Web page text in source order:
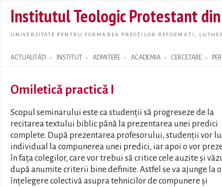
main
Institutul Teologic Protestant
UNIVERSITATE PENTRU FORMAREA PREOȚILOR REFORMAȚI,
ACTUALITĂȚI INSTITUT ADMITERE ACADEMIA CERCETARE
Search form
Omiletică practică I
Scopul seminarului este ca studenţii să progreseze de la
recitarea textului biblic până la prezentarea unei predici
complete. După prezentarea profesorului, studenţii vor
individual la compunerea unei predici, iar apoi o vor
în faţa colegilor, care vor trebui să critice cele auzite şi
după anumite criterii bine definite. Astfel se va ajunge la o
înţelegere colectivă asupra tehnicilor de compunere şi